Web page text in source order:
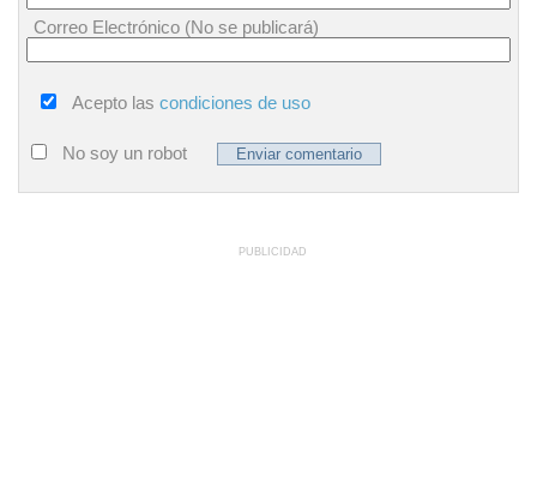
Correo Electrónico (No se publicará)
Acepto las condiciones de uso
No soy un robot
PUBLICIDAD